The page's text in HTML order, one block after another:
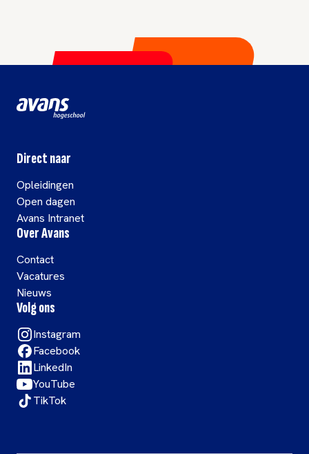
Direct naar
Opleidingen
Open dagen
Avans Intranet
Over Avans
Contact
Vacatures
Nieuws
Volg ons
Instagram
Facebook
LinkedIn
YouTube
TikTok